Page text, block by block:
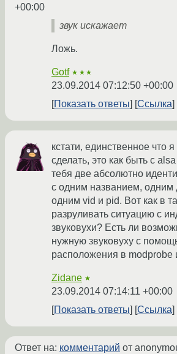
+00:00
звук искажает
Ложь.
Gotf ★★★
23.09.2014 07:12:50 +00:00
Показать ответы
Ссылка
кстати, единственное что
сделать, это как быть с
тебя две абсолютно
с одним названием, одним
одним vid и pid. Вот как в
разруливать ситуацию с
звуковухи? Есть ли
нужную звуковуху с
расположения в modprobe
Zidane ★
23.09.2014 07:14:11 +00:00
Показать ответы
Ссылка
Ответ на: комментарий от